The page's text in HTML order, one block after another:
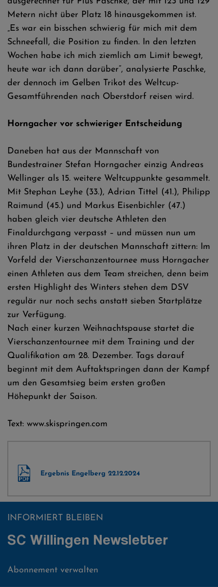
Metern nicht über Platz 18 hinausgekommen ist.
„Es war ein bisschen schwierig für mich mit dem
Schneefall, die Position zu finden. In den letzten
Wochen habe ich mich ziemlich am Limit bewegt,
heute war ich dann darüber“, analysierte Paschke,
der dennoch im Gelben Trikot des Weltcup-
Gesamtführenden nach Oberstdorf reisen wird.
Horngacher vor schwieriger Entscheidung
Daneben hat aus der Mannschaft von
Bundestrainer Stefan Horngacher einzig Andreas
Wellinger als 15. weitere Weltcuppunkte gesammelt.
Mit Stephan Leyhe (33.), Adrian Tittel (41.), Philipp
Raimund (45.) und Markus Eisenbichler (47.)
haben gleich vier deutsche Athleten den
Finaldurchgang verpasst – und müssen nun um
ihren Platz in der deutschen Mannschaft zittern: Im
Vorfeld der Vierschanzentournee muss Horngacher
einen Athleten aus dem Team streichen, denn beim
ersten Highlight des Winters stehen dem DSV
regulär nur noch sechs anstatt sieben Startplätze
zur Verfügung.
Nach einer kurzen Weihnachtspause startet die
Vierschanzentournee mit dem Training und der
Qualifikation am 28. Dezember. Tags darauf
beginnt mit dem Auftaktspringen dann der Kampf
um den Gesamtsieg beim ersten großen
Höhepunkt der Saison.
Text: www.skispringen.com
Ergebnis Engelberg 22.12.2024
INFORMIERT BLEIBEN
SC Willingen Newsletter
Abonnement verwalten